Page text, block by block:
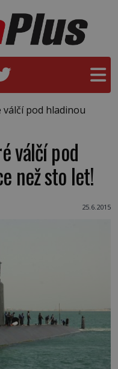
pod hladinou
válčí pod
než sto let!
25.6.2015